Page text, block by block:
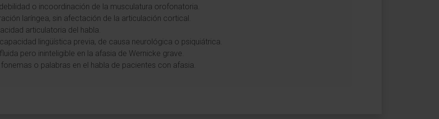
o incoordinación de la musculatura orofonatoria.
laríngea, sin afectación de la articulación cortical.
articulatoria del habla.
lingüística previa, de causa neurológica o psiquiátrica.
pero ininteligible en la afasia de Wernicke grave.
o palabras en el habla de pacientes con afasia.